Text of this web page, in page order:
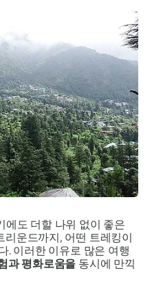
에도 더할 나위 없이 좋은
리운드까지, 어떤 트레킹이
. 이러한 이유로 많은 여행
과 평화로움을 동시에 만끽